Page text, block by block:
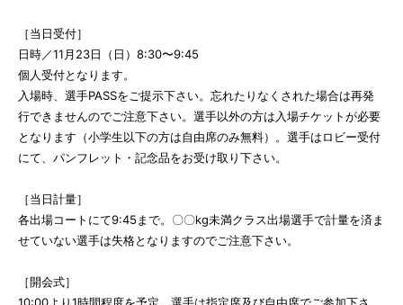
［当日受付］
日時／11月23日（日）8:30〜9:45
個人受付となります。
入場時、選手PASSをご提示下さい。忘れたりなくされた場合は再発
行できませんのでご注意下さい。選手以外の方は入場チケットが必要
となります（小学生以下の方は自由席のみ無料）。選手はロビー受付
にて、パンフレット・記念品をお受け取り下さい。
［当日計量］
各出場コートにて9:45まで。〇〇kg未満クラス出場選手で計量を済ま
せていない選手は失格となりますのでご注意下さい。
［開会式］
10:00より1時間程度を予定。選手は指定席及び自由席でご参加下さ